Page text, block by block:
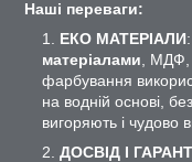
Наші переваги:
ЕКО МАТЕРІАЛИ
матеріалами ,
фарбування
на водній основі,
вигоряють і чудово
ДОСВІД І